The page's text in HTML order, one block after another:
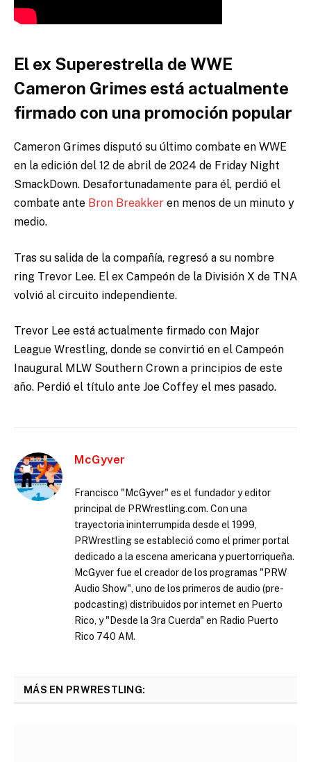
El ex Superestrella de WWE
Cameron Grimes está actualmente
firmado con una promoción popular
Cameron Grimes disputó su último combate en WWE
en la edición del 12 de abril de 2024 de Friday Night
SmackDown. Desafortunadamente para él, perdió el
combate ante Bron Breakker en menos de un minuto y
medio.
Tras su salida de la compañía, regresó a su nombre
ring Trevor Lee. El ex Campeón de la División X de TNA
volvió al circuito independiente.
Trevor Lee está actualmente firmado con Major
League Wrestling, donde se convirtió en el Campeón
Inaugural MLW Southern Crown a principios de este
año. Perdió el título ante Joe Coffey el mes pasado.
McGyver
Francisco "McGyver" es el fundador y editor
principal de PRWrestling.com. Con una
trayectoria ininterrumpida desde el 1999,
PRWrestling se estableció como el primer portal
dedicado a la escena americana y puertorriqueña.
McGyver fue el creador de los programas "PRW
Audio Show", uno de los primeros de audio (pre-
podcasting) distribuidos por internet en Puerto
Rico, y "Desde la 3ra Cuerda" en Radio Puerto
Rico 740 AM.
MÁS EN PRWRESTLING: